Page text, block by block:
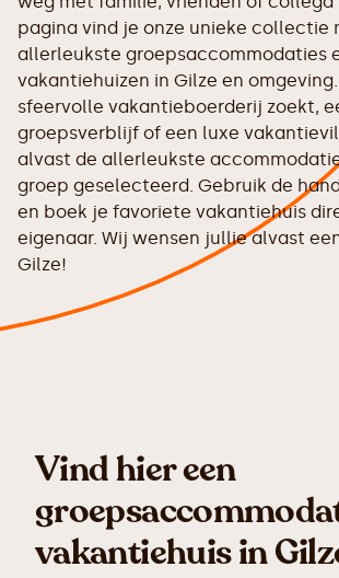
pagina vind je onze unieke collectie
allerleukste groepsaccommodaties
vakantiehuizen in Gilze en
sfeervolle vakantieboerderij zoekt,
groepsverblijf of een luxe
alvast de allerleukste
groep geselecteerd. Gebruik de
en boek je favoriete vakantiehuis
eigenaar. Wij wensen jullie alvast
Gilze!
Vind hier een
vakantiehuis in